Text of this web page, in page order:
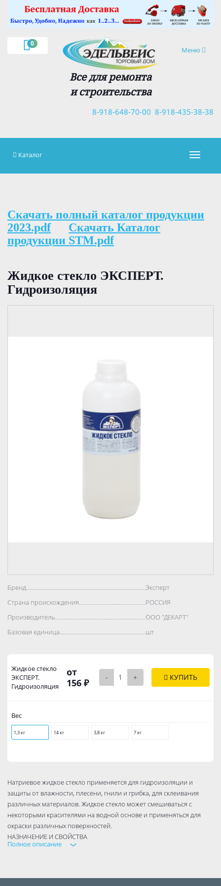
0
Навигация
Меню
Все для ремонта
и строительства
8-918-435-38-38
8-918-648-70-00
×
Каталог
Скачать полный каталог продукции
2023.pdf
Скачать Каталог
продукции STM.pdf
Жидкое стекло ЭКСПЕРТ.
Гидроизоляция
Бренд..................................................................................Эксперт
Страна происхождения..................................................................................
РОССИЯ
Производитель..................................................................................
ООО "ДЕКАРТ"
Базовая единица..................................................................................
шт
Жидкое стекло
ЭКСПЕРТ.
Гидроизоляция
от
156 ₽
- + КУПИТЬ
Вес
1,3 кг 14 кг 3,8 кг 7 кг
Натриевое жидкое стекло применяется для гидроизоляции и
защиты от влажности, плесени, гнили и грибка, для склеивания
различных материалов. Жидкое стекло может смешиваться с
некоторыми красителями на водной основе и применяться для
окраски различных поверхностей.
НАЗНАЧЕНИЕ И СВОЙСТВА
Применяется для гидроизоляции и защиты от влажности, плесени,
склеивания стекла, фарфора, бумаги, древесины, металла,
Полное описание